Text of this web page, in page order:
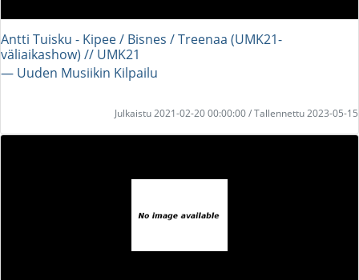
Antti Tuisku - Kipee / Bisnes / Treenaa (UMK21-
väliaikashow) // UMK21
― Uuden Musiikin Kilpailu
Julkaistu 2021-02-20 00:00:00 / Tallennettu 2023-05-15